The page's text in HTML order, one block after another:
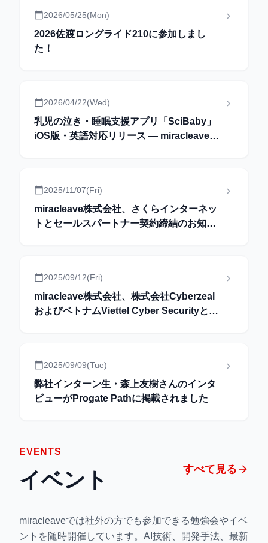
calendar_today2026/05/25(Mon)
2026佐渡ロングライド210に参加しまし
た！
keyboard_arrow_right
calendar_today2026/04/22(Wed)
乳児の泣き・睡眠支援アプリ「SciBaby」
iOS版・英語対応リリース ― miracleaveが
keyboard_arrow_right
calendar_today2025/11/07(Fri)
miracleave株式会社、さくらインターネッ
トとセールスパートナー契約締結のお知ら
keyboard_arrow_right
calendar_today2025/09/12(Fri)
miracleave株式会社、株式会社Cyberzeal
およびベトナムViettel Cyber Securityと情
keyboard_arrow_right
calendar_today2025/09/09(Tue)
弊社インターン生・森上友樹さんのインタ
ビューがProgate Pathに掲載されました
keyboard_arrow_right
EVENTS
イベント すべて見る arrow_forward
miracleaveでは社外の方でも参加できる勉強会やイベ
ントを随時開催しています。AI技術、開発手法、最新